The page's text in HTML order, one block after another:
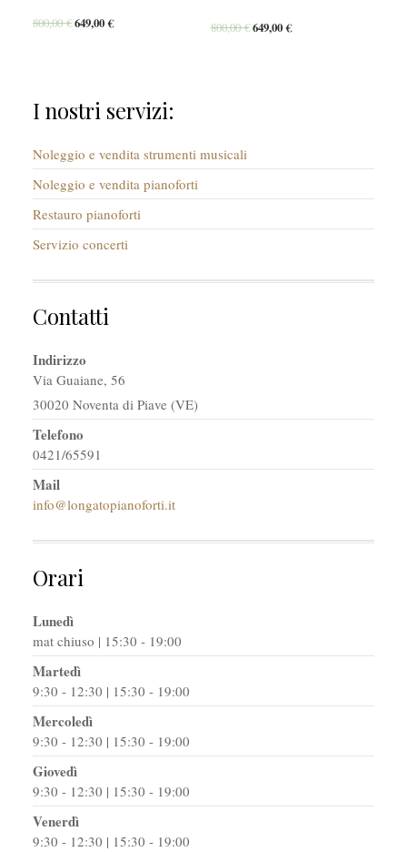
800,00€649,00€ 800,00€649,00€
I nostri servizi:
Noleggio e vendita strumenti musicali
Noleggio e vendita pianoforti
Restauro pianoforti
Servizio concerti
Contatti
Indirizzo
Via Guaiane, 56
30020 Noventa di Piave (VE)
Telefono
0421/65591
Mail
info@longatopianoforti.it
Orari
Lunedì
mat chiuso | 15:30 - 19:00
Martedì
9:30 - 12:30 | 15:30 - 19:00
Mercoledì
9:30 - 12:30 | 15:30 - 19:00
Giovedì
9:30 - 12:30 | 15:30 - 19:00
Venerdì
9:30 - 12:30 | 15:30 - 19:00